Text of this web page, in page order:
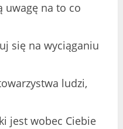
uwagę na to co
się na wyciąganiu
ludzi,
jest wobec Ciebie